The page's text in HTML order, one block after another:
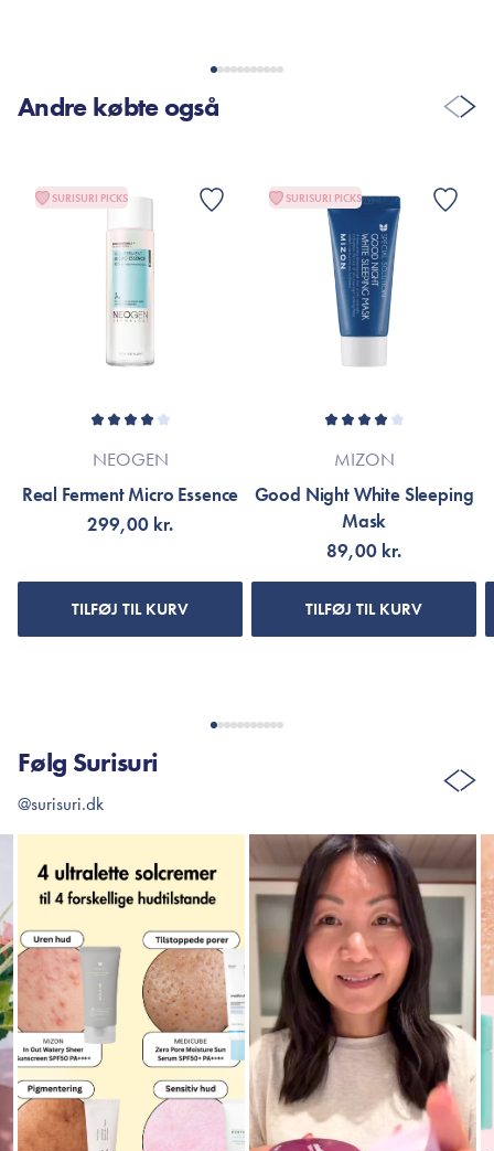
Andre købte også
SURISURI PICKS
NEOGEN
Real Ferment Micro Essence
299,00 kr.
TILFØJ TIL KURV
SURISURI PICKS
MIZON
Good Night White Sleeping
Mask
89,00 kr.
TILFØJ TIL KURV
Følg Surisuri
@surisuri.dk